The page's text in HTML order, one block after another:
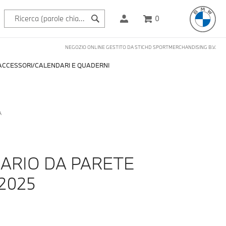
0
NEGOZIO ONLINE GESTITO DA STICHD SPORTMERCHANDISING B.V.
CALENDARI E QUADERNI
DA PARETE